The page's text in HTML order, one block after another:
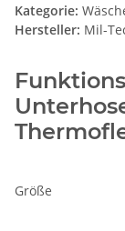
Kategorie:
Hersteller: Mil-
Größe